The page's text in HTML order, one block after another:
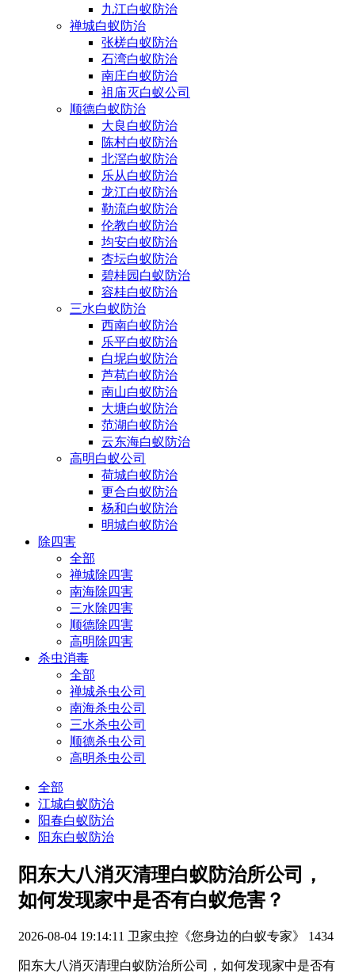
九江白蚁防治
禅城白蚁防治
张槎白蚁防治
石湾白蚁防治
南庄白蚁防治
祖庙灭白蚁公司
顺德白蚁防治
大良白蚁防治
陈村白蚁防治
北滘白蚁防治
乐从白蚁防治
龙江白蚁防治
勒流白蚁防治
伦教白蚁防治
均安白蚁防治
杏坛白蚁防治
碧桂园白蚁防治
容桂白蚁防治
三水白蚁防治
西南白蚁防治
乐平白蚁防治
白坭白蚁防治
芦苞白蚁防治
南山白蚁防治
大塘白蚁防治
范湖白蚁防治
云东海白蚁防治
高明白蚁公司
荷城白蚁防治
更合白蚁防治
杨和白蚁防治
明城白蚁防治
除四害
全部
禅城除四害
南海除四害
三水除四害
顺德除四害
高明除四害
杀虫消毒
全部
禅城杀虫公司
南海杀虫公司
三水杀虫公司
顺德杀虫公司
高明杀虫公司
全部
江城白蚁防治
阳春白蚁防治
阳东白蚁防治
阳东大八消灭清理白蚁防治所公司，
如何发现家中是否有白蚁危害？
2026-08-04 19:14:11 卫家虫控《您身边的白蚁专家》 1434
阳东大八消灭清理白蚁防治所公司，如何发现家中是否有